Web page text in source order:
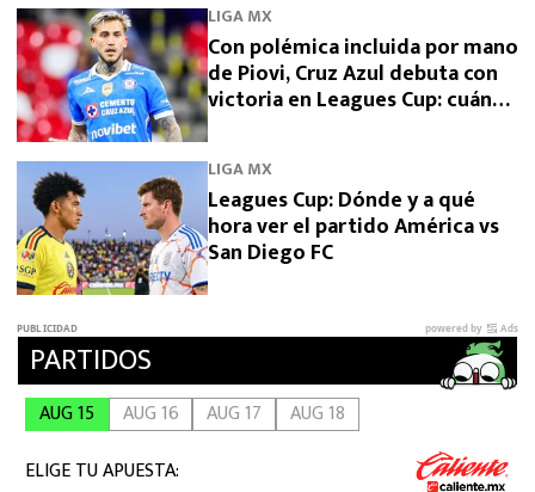
LIGA MX
Con polémica incluida por mano
de Piovi, Cruz Azul debuta con
victoria en Leagues Cup: cuándo
LIGA MX
Leagues Cup: Dónde y a qué
hora ver el partido América vs
San Diego FC